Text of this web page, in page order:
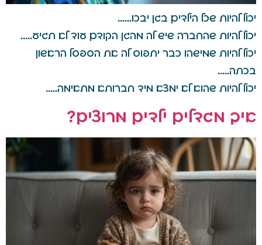
יכול להיות שכל הילדים בגן יבכו……
יכול להיות שהחברה שיש לה מהגן הקודם עוד לא תגיע…..
יכול להיות שמישהו כבר יתפוס לה את הספסל הראשון
בכתה…..
יכול להיות שהוא לא ימצא מיד חברותא מתאימה…..
איך מגדלים ילדים מרוצים?